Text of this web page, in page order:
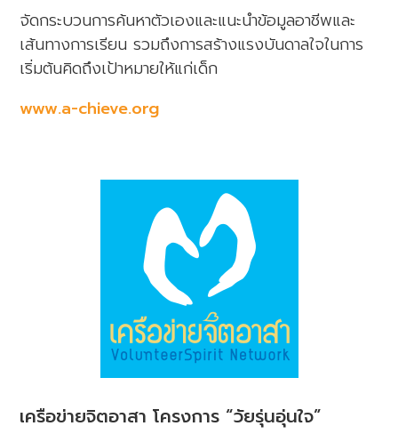
จัดกระบวนการค้นหาตัวเองและแนะนำข้อมูลอาชีพและ
เส้นทางการเรียน รวมถึงการสร้างแรงบันดาลใจในการ
เริ่มต้นคิดถึงเป้าหมายให้แก่เด็ก
www.a-chieve.org
เครือข่ายจิตอาสา โครงการ “วัยรุ่นอุ่นใจ”